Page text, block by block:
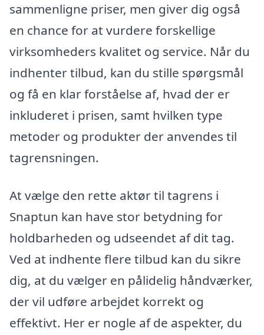
sammenligne priser, men giver dig også
en chance for at vurdere forskellige
virksomheders kvalitet og service. Når du
indhenter tilbud, kan du stille spørgsmål
og få en klar forståelse af, hvad der er
inkluderet i prisen, samt hvilken type
metoder og produkter der anvendes til
tagrensningen.
At vælge den rette aktør til tagrens i
Snaptun kan have stor betydning for
holdbarheden og udseendet af dit tag.
Ved at indhente flere tilbud kan du sikre
dig, at du vælger en pålidelig håndværker,
der vil udføre arbejdet korrekt og
effektivt. Her er nogle af de aspekter, du